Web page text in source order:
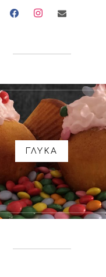
facebookinstagramenvelope
ΓΛΥΚΑ